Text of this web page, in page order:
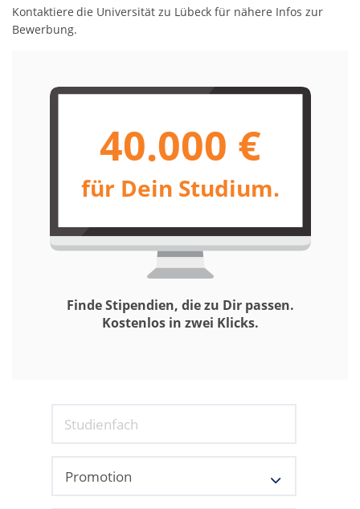
Kontaktiere die Universität zu Lübeck für nähere Infos zur
Bewerbung.
40.000 €
für Dein Studium.
Finde Stipendien, die zu Dir passen.
Kostenlos in zwei Klicks.
Studienfach